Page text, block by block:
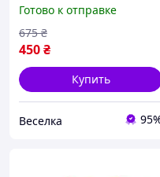
водоотталкивающий для
путешествий и работы
37x27 см FLAME
Готово к отправке
450₴
675 ₴
Купить
Веселка